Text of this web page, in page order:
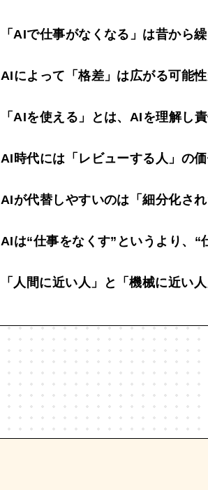
「AIで仕事がなくなる」は昔から
AIによって「格差」は広がる可能
「AIを使える」とは、AIを理解し
AI時代には「レビューする人」の
AIが代替しやすいのは「細分化され
AIは“仕事をなくす”というより、“
「人間に近い人」と「機械に近い